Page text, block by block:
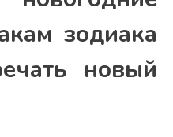
зодиака
новый